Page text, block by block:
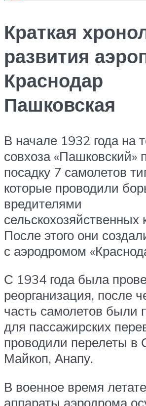
Краткая
развития
Краснодар
Пашковская
В начале 1932 года на
совхоза «Пашковский»
посадку 7 самолетов
которые проводили
вредителями
сельскохозяйственных
После этого они
с аэродромом
С 1934 года была
реорганизация, после
часть самолетов были
для пассажирских
проводили перелеты в
Майкоп, Анапу.
В военное время
аппараты аэродрома